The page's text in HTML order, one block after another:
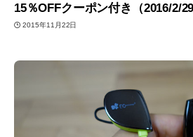
15％OFFクーポン付き（2016/2/29
2015年11月22日